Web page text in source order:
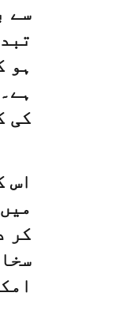
سے
ہو
کی
اس
کر